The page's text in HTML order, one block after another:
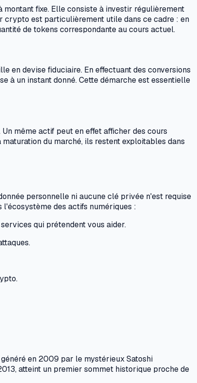
montant fixe. Elle consiste à investir régulièrement
crypto est particulièrement utile dans ce cadre : en
de tokens correspondante au cours actuel.
en devise fiduciaire. En effectuant des conversions
à un instant donné. Cette démarche est essentielle
même actif peut en effet afficher des cours
du marché, ils restent exploitables dans
personnelle ni aucune clé privée n'est requise
des actifs numériques :
qui prétendent vous aider.
en 2009 par le mystérieux Satoshi
atteint un premier sommet historique proche de